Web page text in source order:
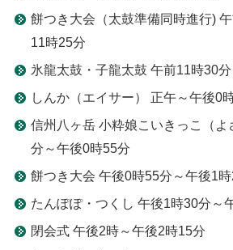
餅つき大会（太鼓準備同時進行)
11時25分
氷龍太鼓・子龍太鼓 午前11時30
しんか（エイサー） 正午～午後0
信州八ヶ岳 小粋娘こいきっこ（
分～午後0時55分
餅つき大会 午後0時55分～午後1
たんぽぽ・つくし 午後1時30分～
閉会式 午後2時～午後2時15分